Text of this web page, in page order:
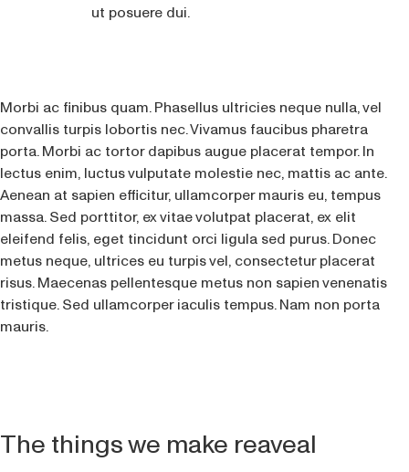
ut posuere dui.
Morbi ac finibus quam. Phasellus ultricies neque nulla, vel
convallis turpis lobortis nec. Vivamus faucibus pharetra
porta. Morbi ac tortor dapibus augue placerat tempor. In
lectus enim, luctus vulputate molestie nec, mattis ac ante.
Aenean at sapien efficitur, ullamcorper mauris eu, tempus
massa. Sed porttitor, ex vitae volutpat placerat, ex elit
eleifend felis, eget tincidunt orci ligula sed purus. Donec
metus neque, ultrices eu turpis vel, consectetur placerat
risus. Maecenas pellentesque metus non sapien venenatis
tristique. Sed ullamcorper iaculis tempus. Nam non porta
mauris.
The things we make reaveal